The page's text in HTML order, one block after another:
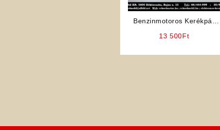
Benzinmotoros Kerékpár
13 500Ft